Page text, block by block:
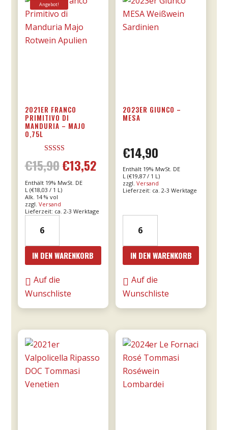
Angebot!
2021ER FRANCO
PRIMITIVO DI
MANDURIA – MAJO
0,75L
5.00
von 5
€15,90 Ursprünglicher
Preis
war:
€13,52Aktueller
ist:
Enthält 19% MwSt. DE
L (€18,03 / 1 L)
Alk. 14 % vol
zzgl. Versand
Lieferzeit: ca. 2-3 Werktage
Franco
Primitivo
Manduria
-
Menge
IN DEN WARENKORB
Auf die
Wunschliste
2023ER GIUNCO –
MESA
€14,90
Enthält 19% MwSt. DE
L (€19,87 / 1 L)
zzgl.Versand
Lieferzeit: ca. 2-3 Werktage
Giunco
-
MESA
Menge
IN DEN WARENKORB
Auf die
Wunschliste